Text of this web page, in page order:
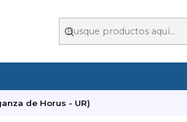
de Horus - UR)